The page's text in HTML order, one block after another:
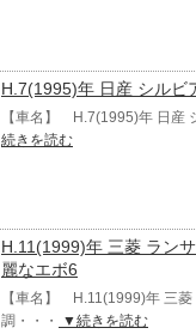
H.7(1995)年 日産 シルビ
【車名】 H.7(1995)年 日産
続きを読む
H.11(1999)年 三菱 ラン
麗なエボ6
【車名】 H.11(1999)年 三
調・・・
▼続きを読む